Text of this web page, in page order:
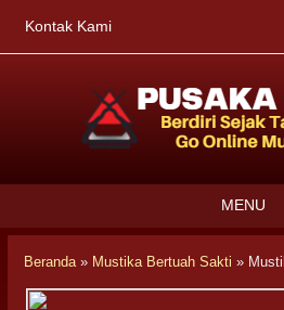
Kontak Kami
MENU
Beranda» Mustika Bertuah Sakti »